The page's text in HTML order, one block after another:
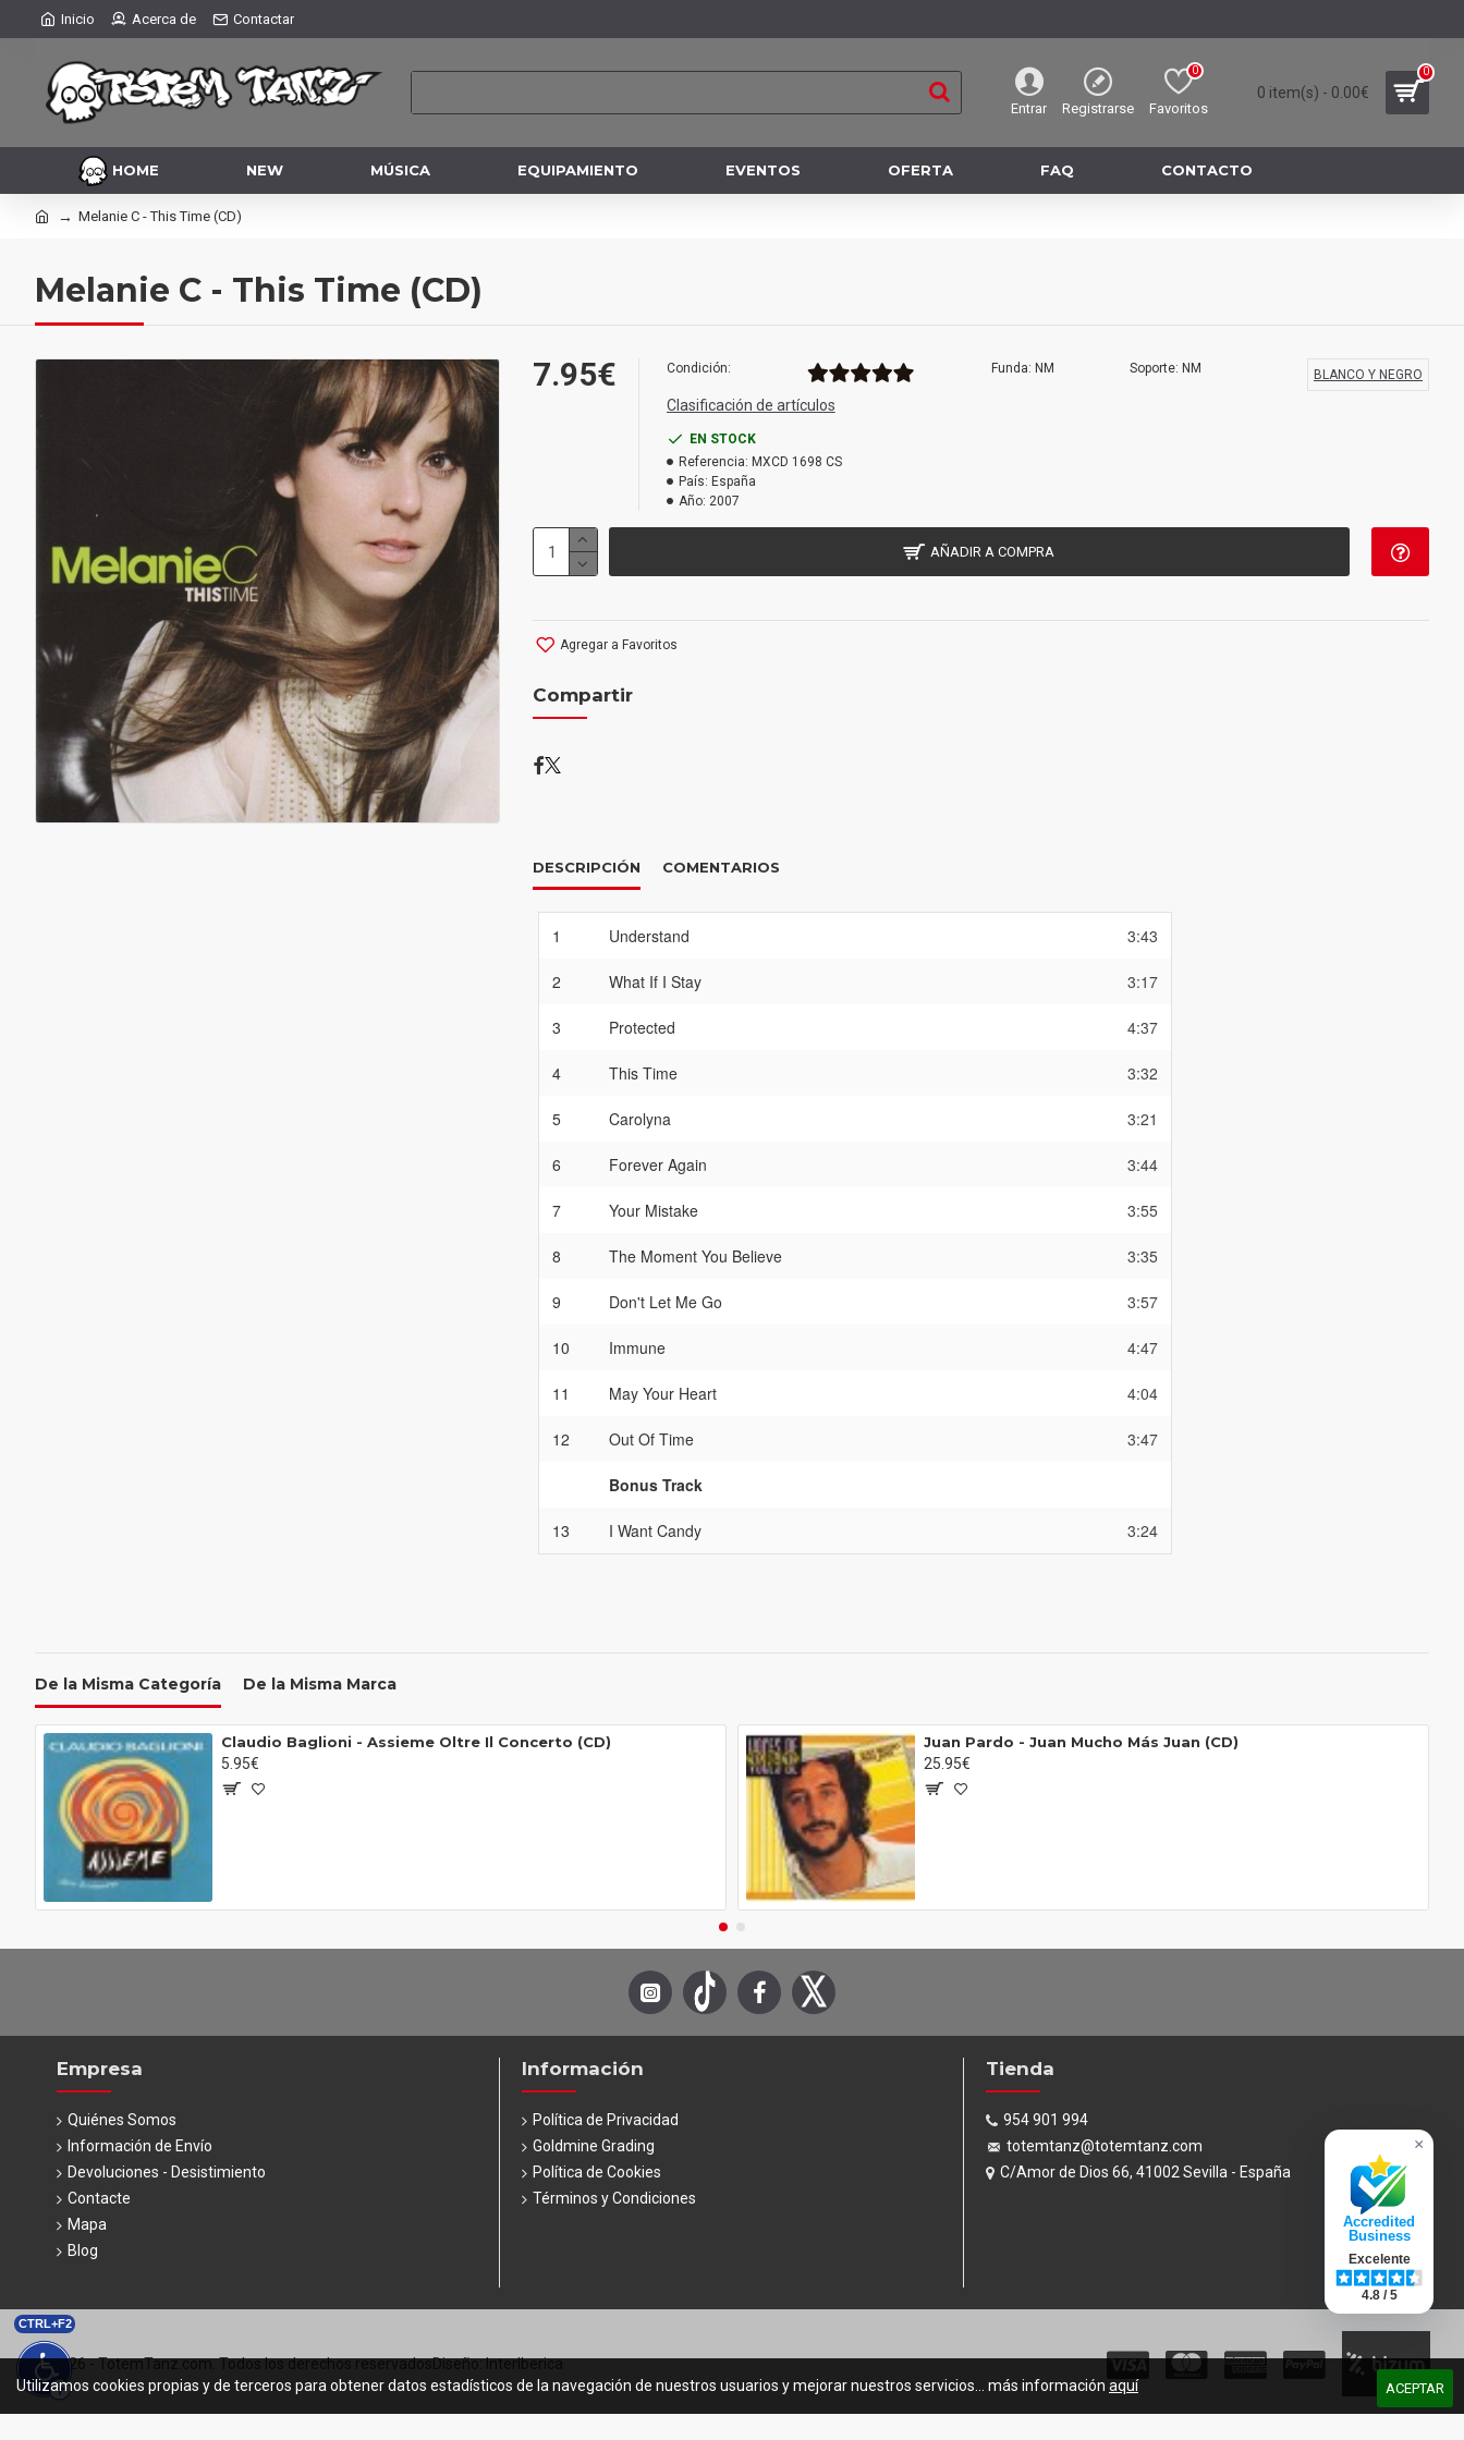
CTRL+F2
Inicio Acerca de Contactar
Entrar Registrarse Favoritos
0
0 item(s) - 0.00€
0
HOME NEW MÚSICA EQUIPAMIENTO EVENTOS OFERTA FAQ CONTACTO
Melanie C - This Time (CD)
Melanie C - This Time (CD)
7.95€ Condición: Funda: NM Soporte: NM
Clasificación de artículos
EN STOCK
Referencia: MXCD 1698 CS
País: España
Año: 2007
BLANCO Y NEGRO
AÑADIR A COMPRA
Agregar a Favoritos
Compartir
DESCRIPCIÓN COMENTARIOS
1 Understand 3:43
2 What If I Stay 3:17
3 Protected 4:37
4 This Time 3:32
5 Carolyna 3:21
6 Forever Again 3:44
7 Your Mistake 3:55
8 The Moment You Believe 3:35
9 Don't Let Me Go 3:57
10 Immune 4:47
11 May Your Heart 4:04
12 Out Of Time 3:47
Bonus Track
13 I Want Candy 3:24
De la Misma Categoría De la Misma Marca
Claudio Baglioni ‎- Assieme Oltre Il Concerto (CD)
5.95€
Juan Pardo ‎- Juan Mucho Más Juan (CD)
25.95€
Empresa
Quiénes Somos
Información de Envío
Devoluciones - Desistimiento
Contacte
Mapa
Blog
Información
Política de Privacidad
Goldmine Grading
Política de Cookies
Términos y Condiciones
Tienda
954 901 994
totemtanz@totemtanz.com
C/Amor de Dios 66, 41002 Sevilla - España
© 2026 - TotemTanz.com. Todos los derechos reservadosDiseño: InterIberica
ACEPTAR
Utilizamos cookies propias y de terceros para obtener datos estadísticos de la navegación de nuestros usuarios y mejorar nuestros servicios... más información aquí
×
Accredited
Business
Excelente
4.8 / 5